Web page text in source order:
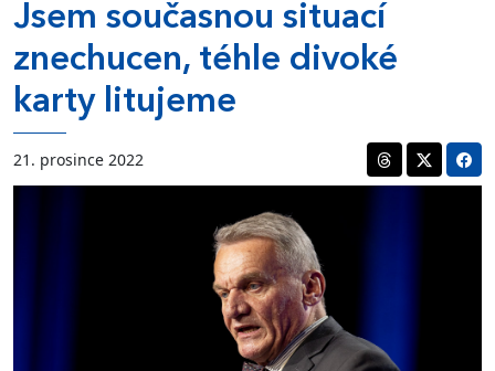
Jsem současnou situací
znechucen, téhle divoké
karty litujeme
21. prosince 2022